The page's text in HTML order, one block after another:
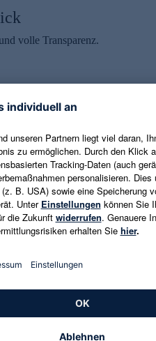
volle Transparenz.
Trends,
jederzeit in
E-Mail-
Es gelten die